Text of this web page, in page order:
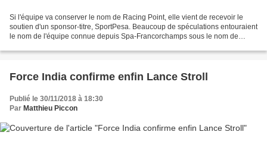
Si l'équipe va conserver le nom de Racing Point, elle vient de recevoir le
soutien d'un sponsor-titre, SportPesa. Beaucoup de spéculations entouraient
le nom de l'équipe connue depuis Spa-Francorchamps sous le nom de
Force India confirme enfin Lance Stroll
Publié le 30/11/2018 à 18:30
Par Matthieu Piccon